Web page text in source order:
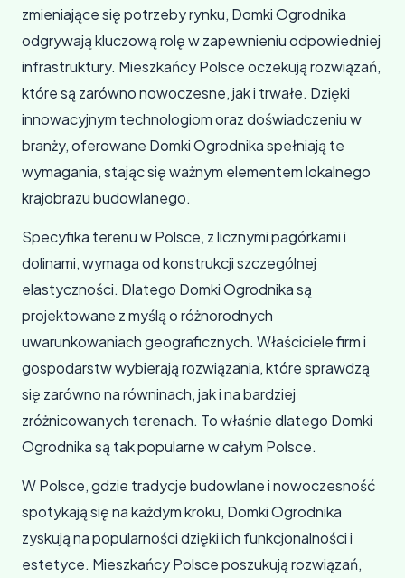
zmieniające się potrzeby rynku, Domki Ogrodnika
odgrywają kluczową rolę w zapewnieniu odpowiedniej
infrastruktury. Mieszkańcy Polsce oczekują rozwiązań,
które są zarówno nowoczesne, jak i trwałe. Dzięki
innowacyjnym technologiom oraz doświadczeniu w
branży, oferowane Domki Ogrodnika spełniają te
wymagania, stając się ważnym elementem lokalnego
krajobrazu budowlanego.
Specyfika terenu w Polsce, z licznymi pagórkami i
dolinami, wymaga od konstrukcji szczególnej
elastyczności. Dlatego Domki Ogrodnika są
projektowane z myślą o różnorodnych
uwarunkowaniach geograficznych. Właściciele firm i
gospodarstw wybierają rozwiązania, które sprawdzą
się zarówno na równinach, jak i na bardziej
zróżnicowanych terenach. To właśnie dlatego Domki
Ogrodnika są tak popularne w całym Polsce.
W Polsce, gdzie tradycje budowlane i nowoczesność
spotykają się na każdym kroku, Domki Ogrodnika
zyskują na popularności dzięki ich funkcjonalności i
estetyce. Mieszkańcy Polsce poszukują rozwiązań,